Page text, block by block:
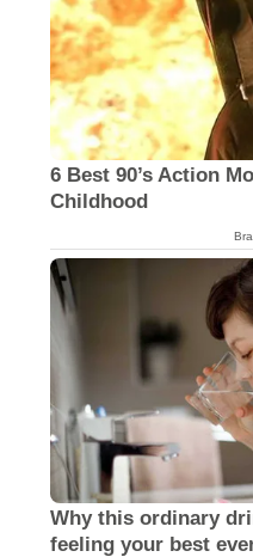
6 Best 90’s Action
Childhood
Why this ordinary
feeling your best